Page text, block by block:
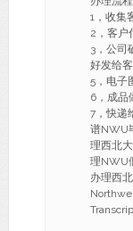
1，收集
2，客户
3，公司
好发给
5，电子
6，成品
7，快递
谱NWU
理西北
理NWU
办理西